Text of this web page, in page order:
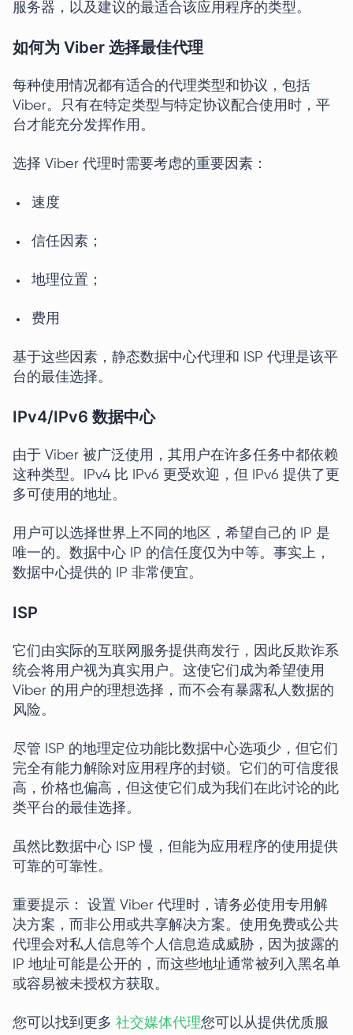
服务器，以及建议的最适合该应用程序的类型。
如何为 Viber 选择最佳代理
每种使用情况都有适合的代理类型和协议，包括
Viber。只有在特定类型与特定协议配合使用时，平
台才能充分发挥作用。
选择 Viber 代理时需要考虑的重要因素：
速度
信任因素；
地理位置；
费用
基于这些因素，静态数据中心代理和 ISP 代理是该平
台的最佳选择。
IPv4/IPv6 数据中心
由于 Viber 被广泛使用，其用户在许多任务中都依赖
这种类型。IPv4 比 IPv6 更受欢迎，但 IPv6 提供了更
多可使用的地址。
用户可以选择世界上不同的地区，希望自己的 IP 是
唯一的。数据中心 IP 的信任度仅为中等。事实上，
数据中心提供的 IP 非常便宜。
ISP
它们由实际的互联网服务提供商发行，因此反欺诈系
统会将用户视为真实用户。这使它们成为希望使用
Viber 的用户的理想选择，而不会有暴露私人数据的
风险。
尽管 ISP 的地理定位功能比数据中心选项少，但它们
完全有能力解除对应用程序的封锁。它们的可信度很
高，价格也偏高，但这使它们成为我们在此讨论的此
类平台的最佳选择。
虽然比数据中心 ISP 慢，但能为应用程序的使用提供
可靠的可靠性。
重要提示： 设置 Viber 代理时，请务必使用专用解
决方案，而非公用或共享解决方案。使用免费或公共
代理会对私人信息等个人信息造成威胁，因为披露的
IP 地址可能是公开的，而这些地址通常被列入黑名单
或容易被未授权方获取。
您可以找到更多 社交媒体代理您可以从提供优质服